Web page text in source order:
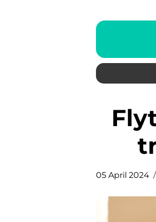
Flyttefirma privat: Tips til en
05 April 2024